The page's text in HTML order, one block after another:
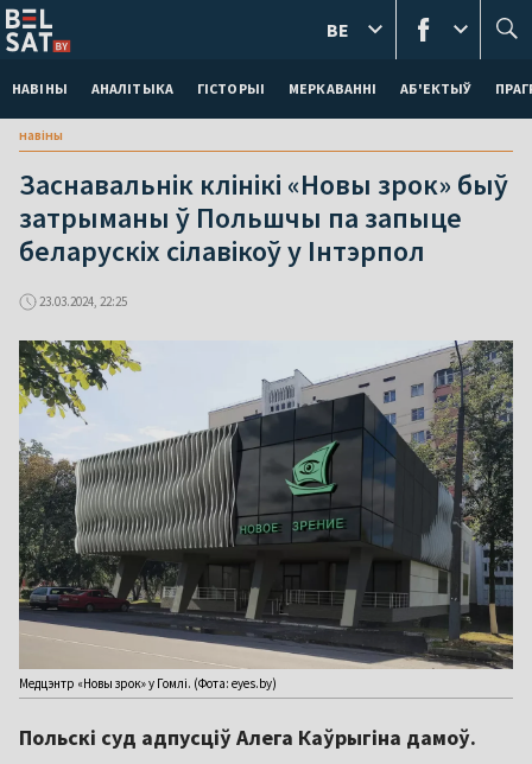
НАВІНЫ АНАЛІТЫКА ГІСТОРЫІ МЕРКАВАННI АБ'ЕКТЫЎ
BE
навіны
Заснавальнік клінікі «Новы зрок» быў
затрыманы ў Польшчы па запыце
беларускіх сілавікоў у Інтэрпол
23.03.2024, 22:25
Медцэнтр «Новы зрок» у Гомлі. (Фота: eyes.by)
Польскі суд адпусціў Алега Каўрыгіна дамоў.